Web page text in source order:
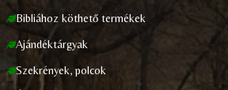
Bibliához köthető termékek
Ajándéktárgyak
Szekrények, polcok